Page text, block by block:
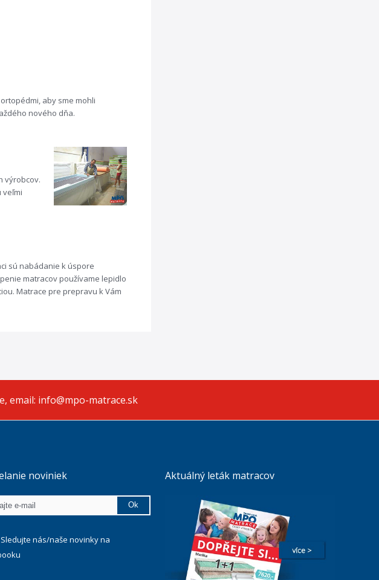
aby sme mohli
nového dňa.
výrobcov.
veľmi
sú nabádanie k úspore
matracov používame lepidlo
Matrace pre prepravu k Vám
email: info@mpo-matrace.sk
noviniek
Ok
Sledujte nás/naše novinky na
Aktuálný leták matracov